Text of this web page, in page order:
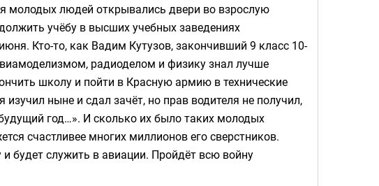
молодых людей открывались двери во взрослую
учёбу в высших учебных заведениях
Кто-то, как Вадим Кутузов, закончивший 9 класс 10-
радиоделом и физику знал лучше
школу и пойти в Красную армию в технические
ныне и сдал зачёт, но прав водителя не получил,
год…». И сколько их было таких молодых
счастливее многих миллионов его сверстников.
будет служить в авиации. Пройдёт всю войну